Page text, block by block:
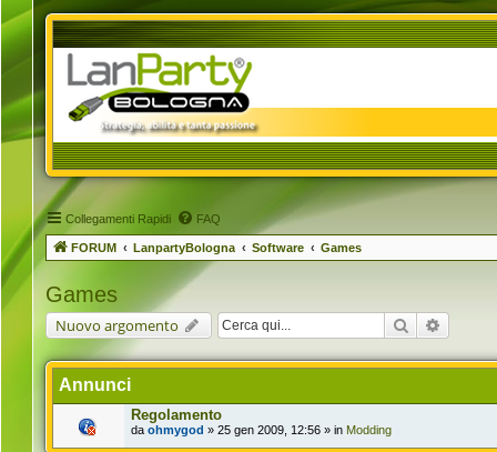
Collegamenti Rapidi FAQ
FORUM LanpartyBologna Software Games
Games
Nuovo argomento Cerca
Annunci
Regolamento
da ohmygod » 25 gen 2009, 12:56 » in Modding